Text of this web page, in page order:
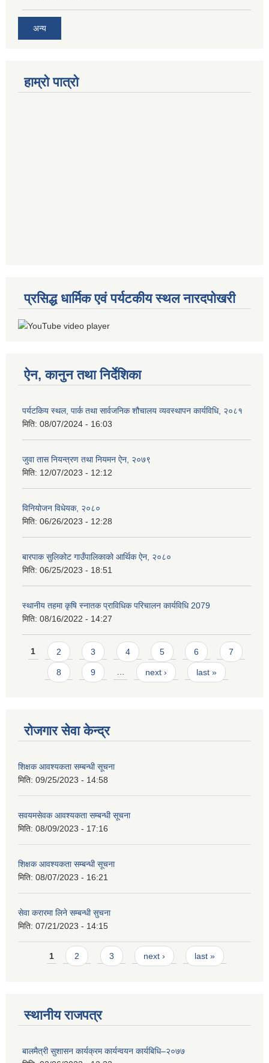
अन्य
हाम्रो पात्रो
प्रसिद्ध धार्मिक एवं पर्यटकीय स्थल नारदपोखरी
ऐन, कानुन तथा निर्देशिका
पर्यटकिय स्थल, पार्क तथा सार्वजनिक शौचालय व्यवस्थापन कार्यविधि, २०८१
मिति: 08/07/2024 - 16:03
जुवा तास नियन्त्रण तथा नियमन ऐन, २०७९
मिति: 12/07/2023 - 12:12
विनियोजन विधेयक, २०८०
मिति: 06/26/2023 - 12:28
बारपाक सुलिकोट गाउँपालिकाको आर्थिक ऐन, २०८०
मिति: 06/25/2023 - 18:51
स्थानीय तहमा कृषि स्नातक प्राविधिक परिचालन कार्यविधि 2079
मिति: 08/16/2022 - 14:27
Pages
1 2 3 4 5 6 7
8 9 … next › last »
रोजगार सेवा केन्द्र
शिक्षक आवश्यकता सम्बन्धी सूचना
मिति: 09/25/2023 - 14:58
सवयमसेवक आवश्यकता सम्बन्धी सूचना
मिति: 08/09/2023 - 17:16
शिक्षक आवश्यकता सम्बन्धी सूचना
मिति: 08/07/2023 - 16:21
सेवा करारमा लिने सम्बन्धी सुचना
मिति: 07/21/2023 - 14:15
Pages
1 2 3 next › last »
स्थानीय राजपत्र
बालमैत्री सुशासन कार्यक्रम कार्यन्वयन कार्यबिधि–२०७७